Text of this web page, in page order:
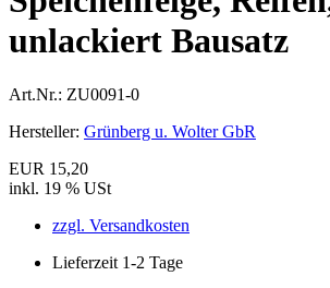
unlackiert Bausatz
Art.Nr.: ZU0091-0
Hersteller: Grünberg u. Wolter GbR
EUR 15,20
inkl. 19 % USt
zzgl. Versandkosten
Lieferzeit 1-2 Tage